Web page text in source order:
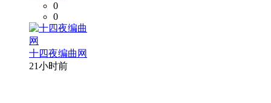
0
0
十四夜编曲网
21小时前